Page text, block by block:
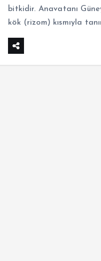
bitkidir. Anavatanı
kök (rizom) kısmıyla